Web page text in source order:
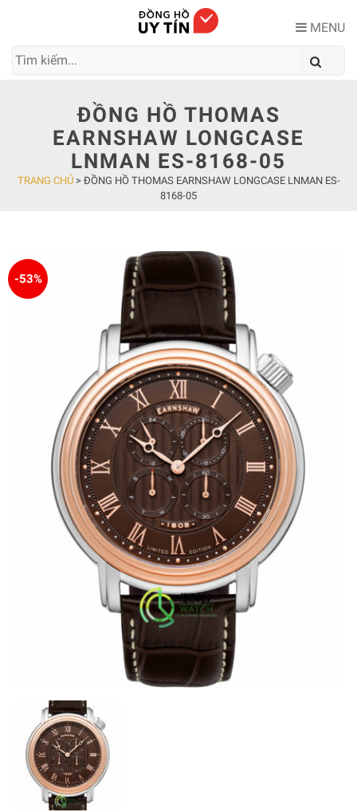
MENU
ĐỒNG HỒ THOMAS
EARNSHAW LONGCASE
LNMAN ES-8168-05
TRANG CHỦ> ĐỒNG HỒ THOMAS EARNSHAW LONGCASE LNMAN ES-
8168-05
-53%